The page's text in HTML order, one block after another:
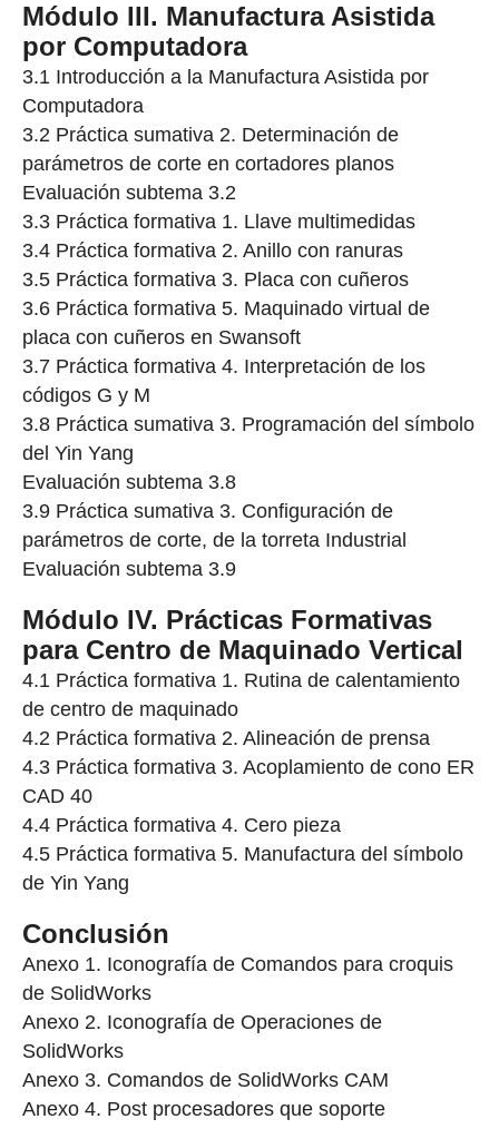
Módulo III. Manufactura Asistida
por Computadora
3.1 Introducción a la Manufactura Asistida por
Computadora
3.2 Práctica sumativa 2. Determinación de
parámetros de corte en cortadores planos
Evaluación subtema 3.2
3.3 Práctica formativa 1. Llave multimedidas
3.4 Práctica formativa 2. Anillo con ranuras
3.5 Práctica formativa 3. Placa con cuñeros
3.6 Práctica formativa 5. Maquinado virtual de
placa con cuñeros en Swansoft
3.7 Práctica formativa 4. Interpretación de los
códigos G y M
3.8 Práctica sumativa 3. Programación del símbolo
del Yin Yang
Evaluación subtema 3.8
3.9 Práctica sumativa 3. Configuración de
parámetros de corte, de la torreta Industrial
Evaluación subtema 3.9
Módulo IV. Prácticas Formativas
para Centro de Maquinado Vertical
4.1 Práctica formativa 1. Rutina de calentamiento
de centro de maquinado
4.2 Práctica formativa 2. Alineación de prensa
4.3 Práctica formativa 3. Acoplamiento de cono ER
CAD 40
4.4 Práctica formativa 4. Cero pieza
4.5 Práctica formativa 5. Manufactura del símbolo
de Yin Yang
Conclusión
Anexo 1. Iconografía de Comandos para croquis
de SolidWorks
Anexo 2. Iconografía de Operaciones de
SolidWorks
Anexo 3. Comandos de SolidWorks CAM
Anexo 4. Post procesadores que soporte